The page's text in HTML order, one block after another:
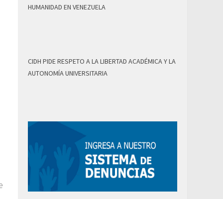
HUMANIDAD EN VENEZUELA
CIDH PIDE RESPETO A LA LIBERTAD ACADÉMICA Y LA
AUTONOMÍA UNIVERSITARIA